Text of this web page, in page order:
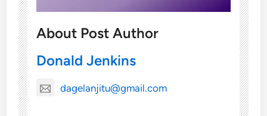
About Post Author
Donald Jenkins
dagelanjitu@gmail.com